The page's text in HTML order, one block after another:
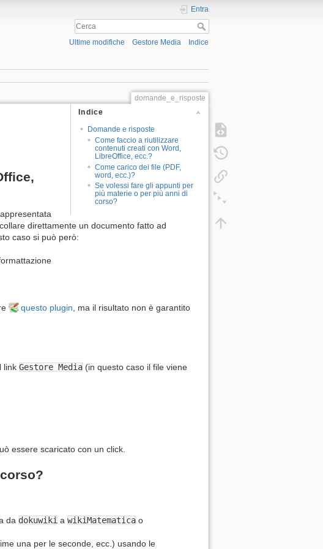
Entra
Ultime modifiche Gestore Media Indice
domande_e_risposte
Indice
Domande e risposte
Come faccio a riutilizzare
contenuti creati con Word,
LibreOffice, ecc.?
Come carico dei file (PDF,
word, ecc.)?
Se volessi fare gli appunti per
più materie o per più anni di
corso?
direttamente un documento fatto ad
caso si può però:
questo plugin , ma il risultato non è garantito
link Gestore Media (in questo caso il file viene
essere scaricato con un click.
da dokuwiki a wikiMatematica o
una per le seconde, ecc.) usando le